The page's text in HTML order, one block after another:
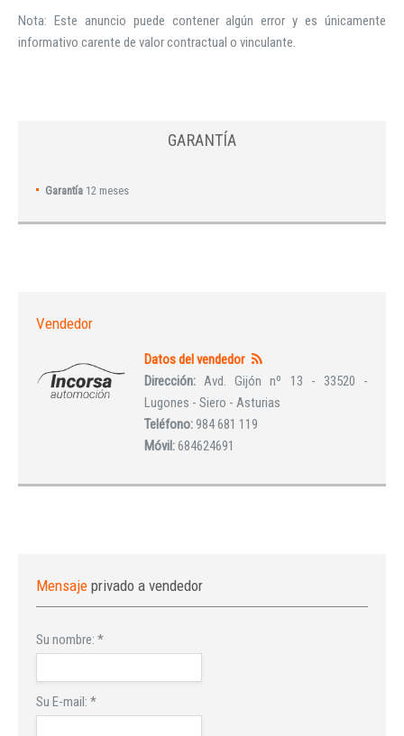
Nota: Este anuncio puede contener algún error y es únicamente
informativo carente de valor contractual o vinculante.
GARANTÍA
Garantía 12 meses
Vendedor
Datos del vendedor
Dirección:Avd. Gijón nº 13 - 33520 -
Lugones - Siero - Asturias
Teléfono:984 681 119
Móvil:684624691
Mensaje privado a vendedor
Su nombre: *
Su E-mail: *